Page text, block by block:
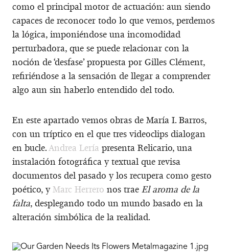
como el principal motor de actuación: aun siendo
capaces de reconocer todo lo que vemos, perdemos
la lógica, imponiéndose una incomodidad
perturbadora, que se puede relacionar con la
noción de ‘desfase’ propuesta por Gilles Clément,
refiriéndose a la sensación de llegar a comprender
algo aun sin haberlo entendido del todo.
En este apartado vemos obras de María I. Barros,
con un tríptico en el que tres videoclips dialogan
en bucle.Andrea Lería presenta Relicario, una
instalación fotográfica y textual que revisa
documentos del pasado y los recupera como gesto
poético, yMarc Herrero nos trae El aroma de la
falta, desplegando todo un mundo basado en la
alteración simbólica de la realidad.